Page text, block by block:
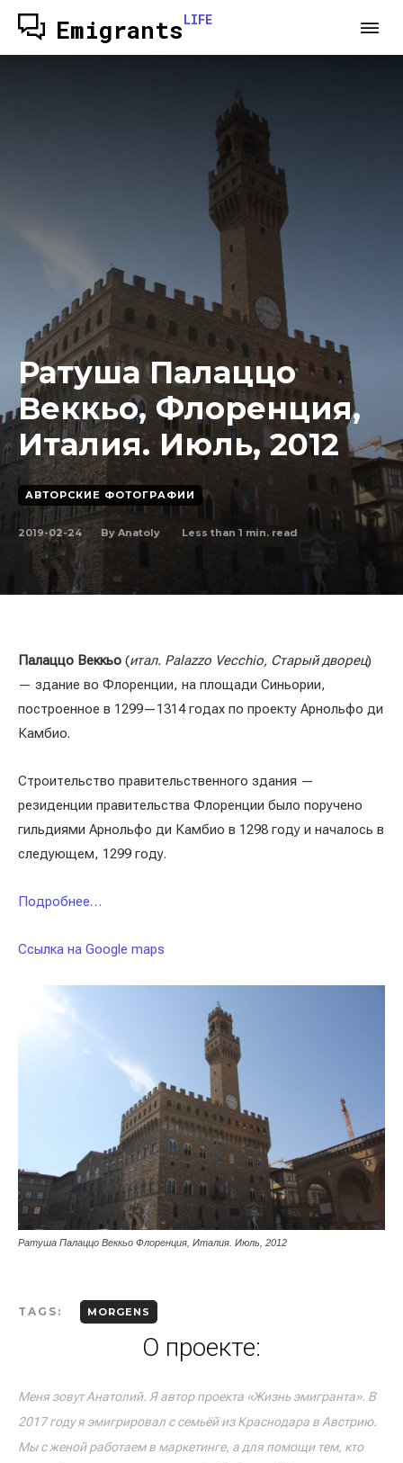
EmigrantsLIFE
Ратуша Палаццо
Веккьо, Флоренция,
Италия. Июль, 2012
АВТОРСКИЕ ФОТОГРАФИИ
2019-02-24 By Anatoly Less than 1 min. read
Палаццо Веккьо (итал. Palazzo Vecchio, Старый дворец)
— здание во Флоренции, на площади Синьории,
построенное в 1299—1314 годах по проекту Арнольфо ди
Камбио.
Строительство правительственного здания —
резиденции правительства Флоренции было поручено
гильдиями Арнольфо ди Камбио в 1298 году и началось в
следующем, 1299 году.
Подробнее…
Ссылка на Google maps
Ратуша Палаццо Веккьо Флоренция, Италия. Июль, 2012
TAGS: MORGENS
О проекте:
Меня зовут Анатолий. Я автор проекта «Жизнь эмигранта». В
2017 году я эмигрировал с семьёй из Краснодара в Австрию.
Мы с женой работаем в маркетинге, а для помощи тем, кто